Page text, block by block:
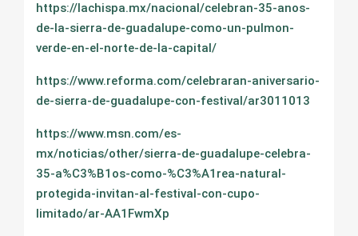
https://lachispa.mx/nacional/celebran-35-anos-
de-la-sierra-de-guadalupe-como-un-pulmon-
verde-en-el-norte-de-la-capital/
https://www.reforma.com/celebraran-aniversario-
de-sierra-de-guadalupe-con-festival/ar3011013
https://www.msn.com/es-
mx/noticias/other/sierra-de-guadalupe-celebra-
35-a%C3%B1os-como-%C3%A1rea-natural-
protegida-invitan-al-festival-con-cupo-
limitado/ar-AA1FwmXp